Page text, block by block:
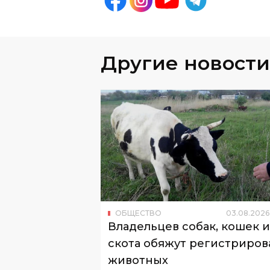
Другие новости
ОБЩЕСТВО 03.08.2026
Владельцев собак, кошек и
скота обяжут
животных
С 7 августа в Узбекистане вводят
обязательную регистрацию